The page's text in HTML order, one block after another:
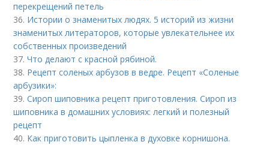
перекрещений петель
36. Истории о знаменитых людях. 5 историй из жизни
знаменитых литераторов, которые увлекательнее их
собственных произведений
37.Что делают с красной рябиной.
38. Рецепт соленых арбузов в ведре. Рецепт «Соленые
арбузики»:
39.Сироп шиповника рецепт приготовления. Сироп из
шиповника в домашних условиях: легкий и полезный
рецепт
40. Как приготовить цыпленка в духовке корнишона.